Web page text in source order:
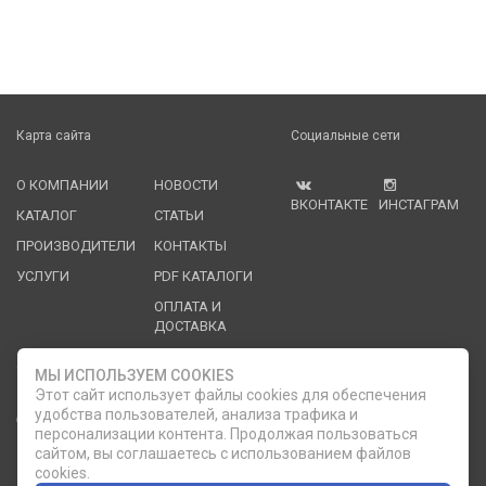
Карта сайта
О КОМПАНИИ
КАТАЛОГ
ПРОИЗВОДИТЕЛИ
УСЛУГИ
НОВОСТИ
СТАТЬИ
КОНТАКТЫ
PDF КАТАЛОГИ
ОПЛАТА И
ДОСТАВКА
Социальные сети
ВКОНТАКТЕ ИНСТАГРАМ
Служба клиентской поддержки
ОБРАТНЫЙ ЗВОНОК phone
8 (812) 335-21-16
8 (812) 335-21-17 7 (911) 947-43-48
МЫ ИСПОЛЬЗУЕМ COOKIES
Этот сайт использует файлы cookies для обеспечения
удобства пользователей, анализа трафика и
персонализации контента. Продолжая пользоваться
сайтом, вы соглашаетесь с использованием файлов
cookies.